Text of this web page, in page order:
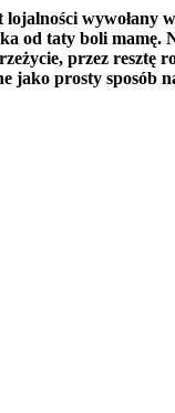
wywołany
od taty boli mamę.
przez resztę
jako prosty sposób